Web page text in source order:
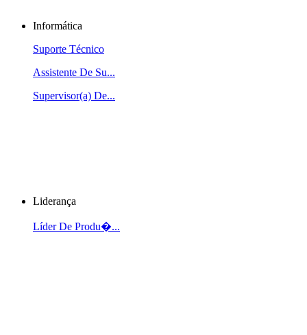
Informática
Suporte Técnico
Assistente De Su...
Supervisor(a) De...
Liderança
Líder De Produ�...